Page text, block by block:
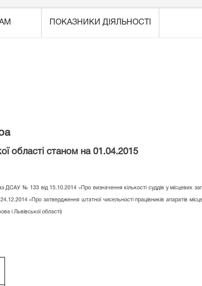
ПОКАЗНИКИ ДІЯЛЬНОСТІ
області станом на 01.04.2015
ДСАУ № 133 від 15.10.2014 «Про визначення кількості суддів у місцевих
«Про затвердження штатної чисельності працівників апаратів
і Львівської області)